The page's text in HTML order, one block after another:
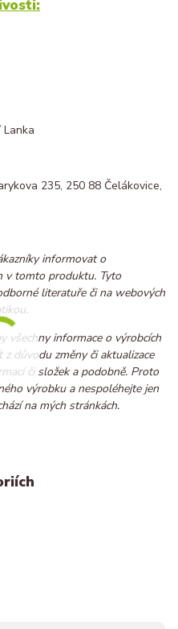
Lanka
235, 250 88 Čelákovice,
informovat o
v tomto produktu. Tyto
literatuře či na webových
všechny informace o výrobcích
důvodu změny či aktualizace
či složek a podobně. Proto
výrobku a nespoléhejte jen
na mých stránkách.